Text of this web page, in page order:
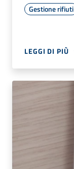
Gestione rifiuti
LEGGI DI PIÙ